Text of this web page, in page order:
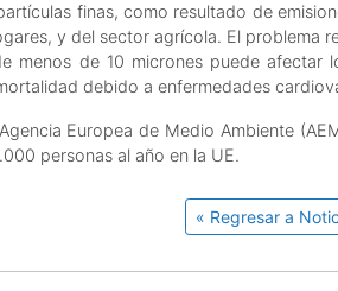
finas, como resultado de
y del sector agrícola. El problema
menos de 10 micrones puede afectar
debido a enfermedades
Europea de Medio Ambiente
personas al año en la UE.
« Regresar a